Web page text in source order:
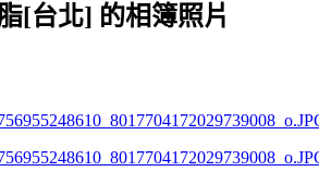
[台北] 的相簿照片